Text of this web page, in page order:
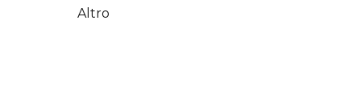
Altro